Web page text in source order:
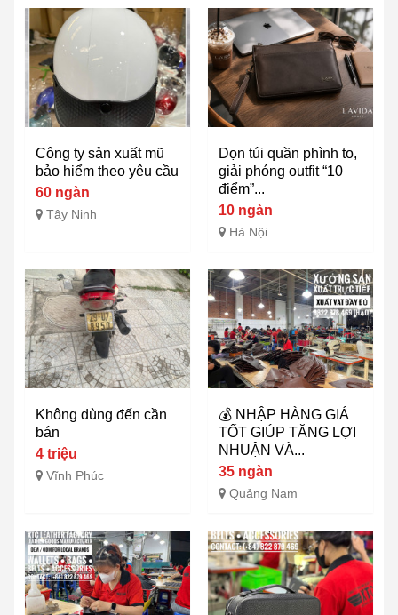
Công ty sản xuất mũ
bảo hiểm theo yêu cầu
60 ngàn
Tây Ninh
Dọn túi quần phình to,
giải phóng outfit “10
điểm”...
10 ngàn
Hà Nội
Không dùng đến cần
bán
4 triệu
Vĩnh Phúc
💰 NHẬP HÀNG GIÁ
TỐT GIÚP TĂNG LỢI
NHUẬN VÀ...
35 ngàn
Quảng Nam